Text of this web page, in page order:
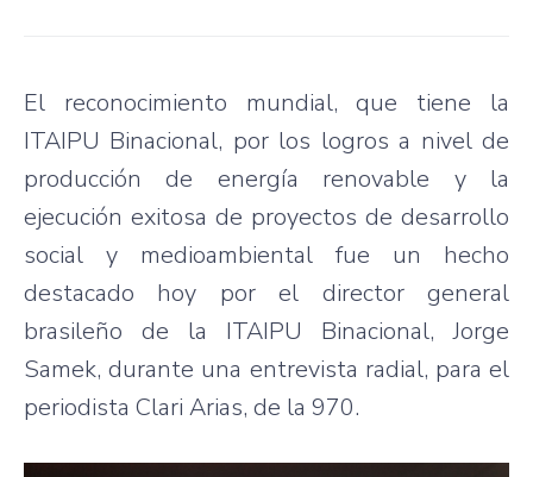
El reconocimiento mundial, que tiene la
ITAIPU Binacional, por los logros a nivel de
producción de energía renovable y la
ejecución exitosa de proyectos de desarrollo
social y medioambiental fue un hecho
destacado hoy por el director general
brasileño de la ITAIPU Binacional, Jorge
Samek, durante una entrevista radial, para el
periodista Clari Arias, de la 970.